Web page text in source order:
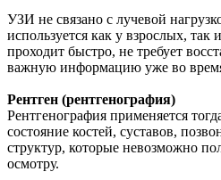
УЗИ не связано с лучевой
используется как у взрослых, так
проходит быстро, не требует
важную информацию уже во
Рентген (рентгенография)
Рентгенография применяется
состояние костей, суставов,
структур, которые невозможно
осмотру.